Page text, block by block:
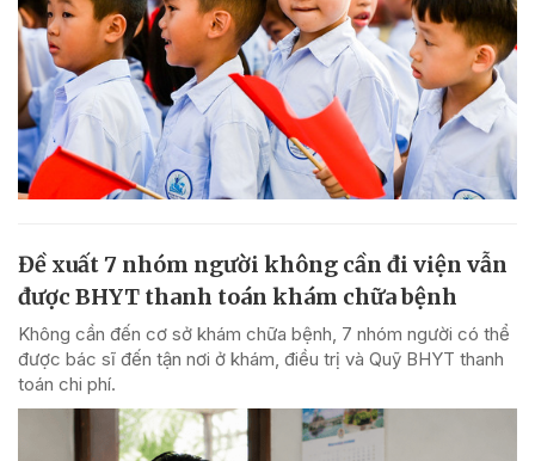
Đề xuất 7 nhóm người không cần đi viện vẫn
được BHYT thanh toán khám chữa bệnh
Không cần đến cơ sở khám chữa bệnh, 7 nhóm người có thể
được bác sĩ đến tận nơi ở khám, điều trị và Quỹ BHYT thanh
toán chi phí.